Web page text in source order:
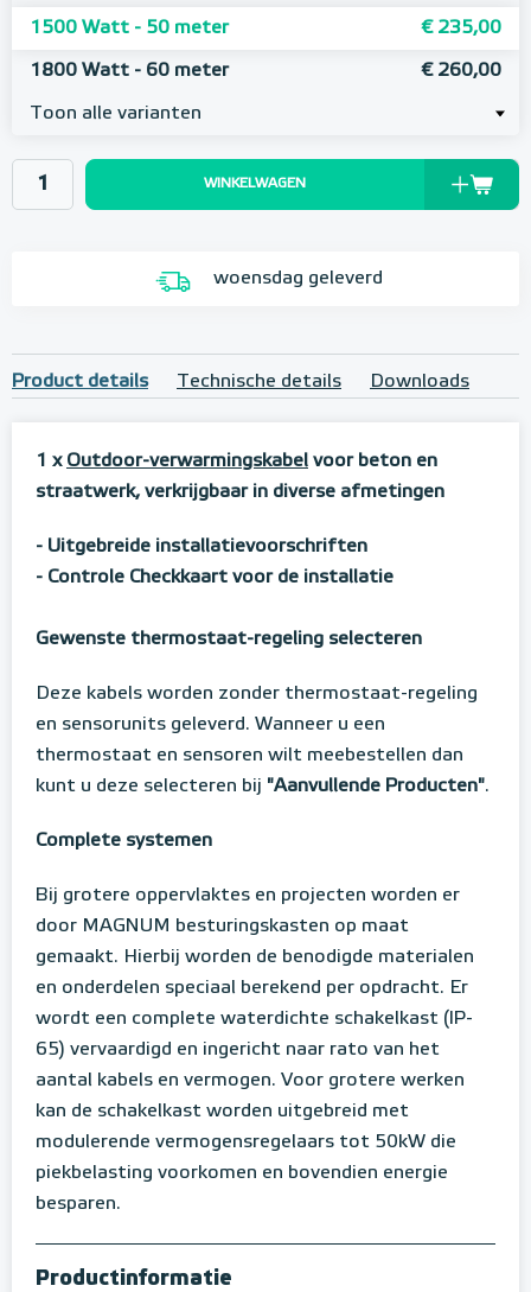
1500 Watt - 50 meter € 235,00
1800 Watt - 60 meter € 260,00
Toon alle varianten
WINKELWAGEN
woensdag geleverd
Product details Technische details Downloads
1 x Outdoor-verwarmingskabel voor beton en
straatwerk, verkrijgbaar in diverse afmetingen
- Uitgebreide installatievoorschriften
- Controle Checkkaart voor de installatie
Gewenste thermostaat-regeling selecteren
Deze kabels worden zonder thermostaat-regeling
en sensorunits geleverd. Wanneer u een
thermostaat en sensoren wilt meebestellen dan
kunt u deze selecteren bij "Aanvullende Producten".
Complete systemen
Bij grotere oppervlaktes en projecten worden er
door MAGNUM besturingskasten op maat
gemaakt. Hierbij worden de benodigde materialen
en onderdelen speciaal berekend per opdracht. Er
wordt een complete waterdichte schakelkast (IP-
65) vervaardigd en ingericht naar rato van het
aantal kabels en vermogen. Voor grotere werken
kan de schakelkast worden uitgebreid met
modulerende vermogensregelaars tot 50kW die
piekbelasting voorkomen en bovendien energie
besparen.
Productinformatie